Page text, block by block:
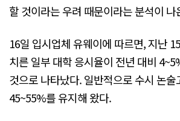
할 것이라는 우려 때문이라는 분석이 나
16일 입시업체 유웨이에 따르면, 지난
치른 일부 대학 응시율이 전년 대비
것으로 나타났다. 일반적으로 수시 논
45~55%를 유지해 왔다.